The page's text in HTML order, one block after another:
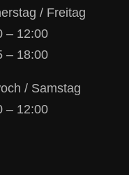
/ Freitag
– 12:00
– 18:00
/ Samstag
– 12:00